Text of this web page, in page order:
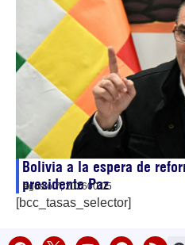
Bolivia a la espera de
presidente Paz
agosto 7, 202600:05
[bcc_tasas_selector]